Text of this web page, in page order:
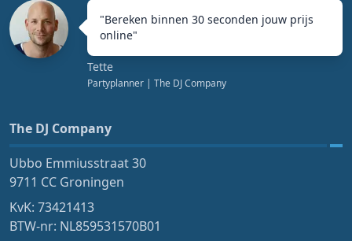
"Bereken binnen 30 seconden jouw prijs
online"
Tette
Partyplanner | The DJ Company
The DJ Company
Ubbo Emmiusstraat 30
9711 CC Groningen
KvK: 73421413
BTW-nr: NL859531570B01